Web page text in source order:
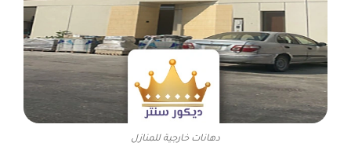
دهانات خارجية للمنازل